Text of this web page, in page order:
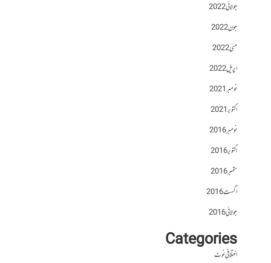
جولائی 2022
جون 2022
مئی 2022
اپریل 2022
نومبر 2021
اکتوبر 2021
نومبر 2016
اکتوبر 2016
ستمبر 2016
اگست 2016
جولائی 2016
Categories
اختلافی نوٹ